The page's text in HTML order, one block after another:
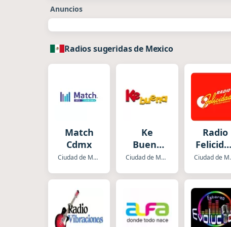
Anuncios
Radios sugeridas de Mexico
Match
Cdmx
Ciudad de Mexico
Ke
Buena
MéxicoCiudad de Mexico
Radio
Felicidad
Cdmx